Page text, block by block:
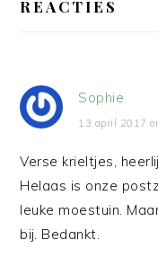
REACTIES
Sophie
13 april 2017
Verse krieltjes,
Helaas is onze
leuke moestuin.
bij. Bedankt.